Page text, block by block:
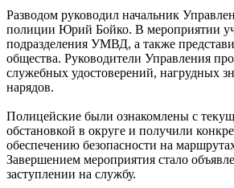
Разводом руководил начальник
полиции Юрий Бойко. В мероприятии
подразделения УМВД, а также
общества. Руководители Управления
служебных удостоверений, нагрудных
нарядов.
Полицейские были ознакомлены с
обстановкой в округе и получили
обеспечению безопасности на
Завершением мероприятия стало
заступлении на службу.